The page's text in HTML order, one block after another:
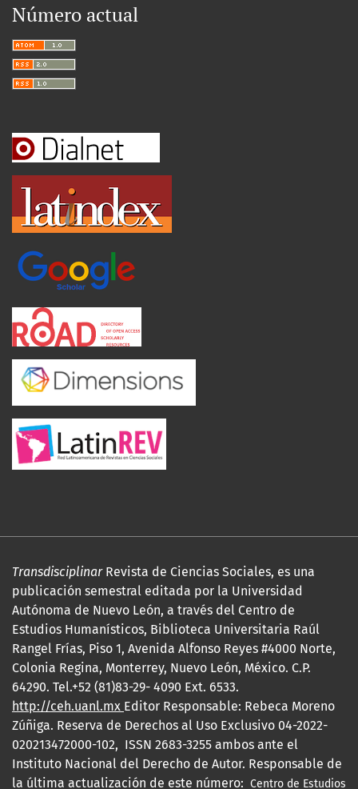
Número actual
TransdisciplinarRevista de Ciencias Sociales, es una
publicación semestral editada por la Universidad
Autónoma de Nuevo León, a través del Centro de
Estudios Humanísticos, Biblioteca Universitaria Raúl
Rangel Frías, Piso 1, Avenida Alfonso Reyes #4000 Norte,
Colonia Regina, Monterrey, Nuevo León, México. C.P.
64290. Tel.+52 (81)83-29- 4090 Ext. 6533.
http://ceh.uanl.mx Editor Responsable: Rebeca Moreno
Zúñiga. Reserva de Derechos al Uso Exclusivo 04-2022-
020213472000-102, ISSN 2683-3255 ambos ante el
Instituto Nacional del Derecho de Autor. Responsable de
la última actualización de este número: Centro de Estudios